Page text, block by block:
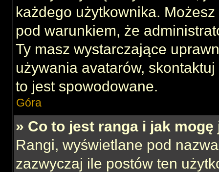
każdego użytkownika.
pod warunkiem, że
Ty masz wystarczające
używania avatarów,
to jest spowodowane.
Góra
» Co to jest ranga i jak mogę
Rangi, wyświetlane pod
zazwyczaj ile postów ten